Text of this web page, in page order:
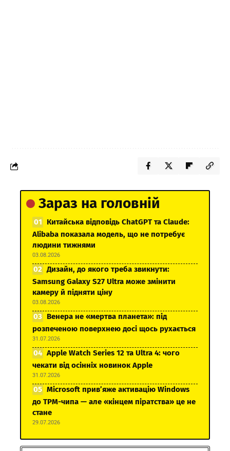
Зараз на головній
Китайська відповідь ChatGPT та Claude:
Alibaba показала модель, що не потребує
людини тижнями
03.08.2026
Дизайн, до якого треба звикнути:
Samsung Galaxy S27 Ultra може змінити
камеру й підняти ціну
03.08.2026
Венера не «мертва планета»: під
розпеченою поверхнею досі щось рухається
31.07.2026
Apple Watch Series 12 та Ultra 4: чого
чекати від осінніх новинок Apple
31.07.2026
Microsoft прив’яже активацію Windows
до TPM-чипа — але «кінцем піратства» це не
стане
29.07.2026